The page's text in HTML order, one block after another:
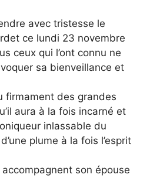
avec tristesse le
ce lundi 23 novembre
ceux qui l’ont connu ne
sa bienveillance et
firmament des grandes
aura à la fois incarné et
inlassable du
plume à la fois l’esprit
son épouse